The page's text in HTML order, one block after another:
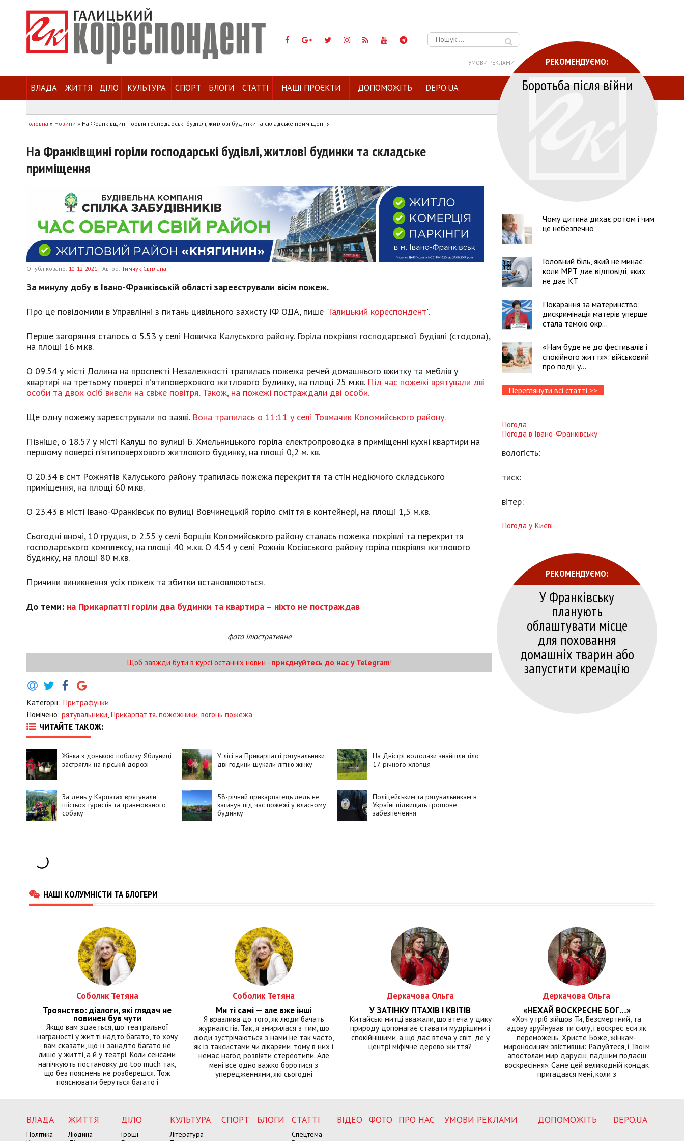
Пошук:
УМОВИ РЕКЛАМИ
ВЛАДА ЖИТТЯ ДІЛО КУЛЬТУРА СПОРТ БЛОГИ СТАТТІ НАШІ ПРОЄКТИ ДОПОМОЖІТЬ DEPO.UA
Головна » Новини » На Франківщині горіли господарські будівлі, житлові будинки та складське приміщення
На Франківщині горіли господарські будівлі, житлові будинки та складське
приміщення
Опубліковано: 10-12-2021 Автор: Тимчук Світлана
За минулу добу в Івано-Франківській області зареєстрували вісім пожеж.
Про це повідомили в Управлінні з питань цивільного захисту ІФ ОДА, пише "Галицький кореспондент".
Перше загоряння сталось о 5.53 у селі Новичка Калуського району. Горіла покрівля господарської будівлі (стодола),
на площі 16 м.кв.
О 09.54 у місті Долина на проспекті Незалежності трапилась пожежа речей домашнього вжитку та меблів у
квартирі на третьому поверсі п’ятиповерхового житлового будинку, на площі 25 м.кв. Під час пожежі врятували дві
особи та двох осіб вивели на свіже повітря. Також, на пожежі постраждали дві особи.
Ще одну пожежу зареєстрували по заяві. Вона трапилась о 11:11 у селі Товмачик Коломийського району.
Пізніше, о 18.57 у місті Калуш по вулиці Б. Хмельницького горіла електропроводка в приміщенні кухні квартири на
першому поверсі п’ятиповерхового житлового будинку, на площі 0,2 м. кв.
О 20.34 в смт Рожнятів Калуського району трапилась пожежа перекриття та стін недіючого складського
приміщення, на площі 60 м.кв.
О 23.43 в місті Івано-Франківськ по вулиці Вовчинецькій горіло сміття в контейнері, на площі 1,5 м.кв.
Сьогодні вночі, 10 грудня, о 2.55 у селі Борщів Коломийського району сталась пожежа покрівлі та перекриття
господарського комплексу, на площі 40 м.кв. О 4.54 у селі Рожнів Косівського району горіла покрівля житлового
будинку, на площі 80 м.кв.
Причини виникнення усіх пожеж та збитки встановлюються.
До теми: на Прикарпатті горіли два будинки та квартира – ніхто не постраждав
фото ілюстративне
Щоб завжди бути в курсі останніх новин - приєднуйтесь до нас у Telegram!
Категорії: Притрафунки
Помічено: рятувальники Прикарпаття. пожежники вогонь пожежа
ЧИТАЙТЕ ТАКОЖ:
Жінка з донькою поблизу Яблуниці
застрягли на гірській дорозі
У лісі на Прикарпатті рятувальники
дві години шукали літню жінку
На Дністрі водолази знайшли тіло
17-річного хлопця
За день у Карпатах врятували
шістьох туристів та травмованого
собаку
58-річний прикарпатець ледь не
загинув під час пожежі у власному
будинку
Поліцейським та рятувальникам в
Україні підвищать грошове
забезпечення
РЕКОМЕНДУЄМО:
Боротьба після війни
Чому дитина дихає ротом і чим
це небезпечно
Головний біль, який не минає:
коли МРТ дає відповіді, яких
не дає КТ
Покарання за материнство:
дискримінація матерів уперше
стала темою окр...
«Нам буде не до фестивалів і
спокійного життя»: військовий
про події у...
Переглянути всі статті >>
Погода
Погода в Івано-Франківську
вологість:
тиск:
вітер:
Погода у Києві
РЕКОМЕНДУЄМО:
У Франківську
планують
облаштувати місце
для поховання
домашніх тварин або
запустити кремацію
НАШІ КОЛУМНІСТИ ТА БЛОГЕРИ
Соболик Тетяна
Троянство: діалоги, які глядач не
повинен був чути
Якщо вам здається, що театральної
награності у житті надто багато, то хочу
вам сказати, що її занадто багато не
лише у житті, а й у театрі. Коли сенсами
напічкують постановку до too much так,
що без пояснень не розберешся. Тож
пояснювати беруться багато і
Соболик Тетяна
Ми ті самі — але вже інші
Я вразлива до того, як люди бачать
журналістів. Так, я змирилася з тим, що
люди зустрічаються з нами не так часто,
як із таксистами чи лікарями, тому в них і
немає нагод розвіяти стереотипи. Але
мені все одно важко боротися з
упередженнями, які сьогодні
Деркачова Ольга
У ЗАТІНКУ ПТАХІВ І КВІТІВ
Китайські митці вважали, що втеча у дику
природу допомагає ставати мудрішими і
спокійнішими, а що дає втеча у світ, де у
центрі міфічне дерево життя?
Деркачова Ольга
«НЕХАЙ ВОСКРЕСНЕ БОГ…»
«Хоч у гріб зійшов Ти, Безсмертний, та
адову зруйнував ти силу, і воскрес єси як
переможець, Христе Боже, жінкам-
мироносицям звістивши: Радуйтеся, і Твоїм
апостолам мир даруєш, падшим подаєш
воскресіння». Саме цей великодній кондак
пригадався мені, коли з
ВЛАДА
Політика
ЖИТТЯ
Людина
ДІЛО
Гроші
КУЛЬТУРА
Література
СПОРТ БЛОГИ СТАТТІ
Спецтема
ВІДЕО ФОТО ПРО НАС УМОВИ РЕКЛАМИ ДОПОМОЖІТЬ DEPO.UA